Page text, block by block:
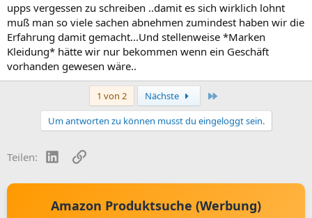
upps vergessen zu schreiben ..damit es sich wirklich lohnt
muß man so viele sachen abnehmen zumindest haben wir die
Erfahrung damit gemacht...Und stellenweise *Marken
Kleidung* hätte wir nur bekommen wenn ein Geschäft
vorhanden gewesen wäre..
1 von 2 Nächste
Um antworten zu können musst du eingeloggt sein.
Teilen: LinkedInLink
Amazon Produktsuche (Werbung)